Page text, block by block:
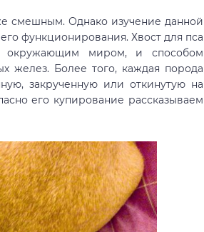
смешным. Однако изучение данной
функционирования. Хвост для пса
окружающим миром, и способом
желез. Более того, каждая порода
закрученную или откинутую на
его купирование рассказываем